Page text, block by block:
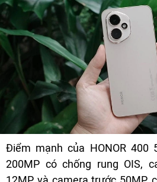
Điểm mạnh của HONOR 400
200MP có chống rung OIS,